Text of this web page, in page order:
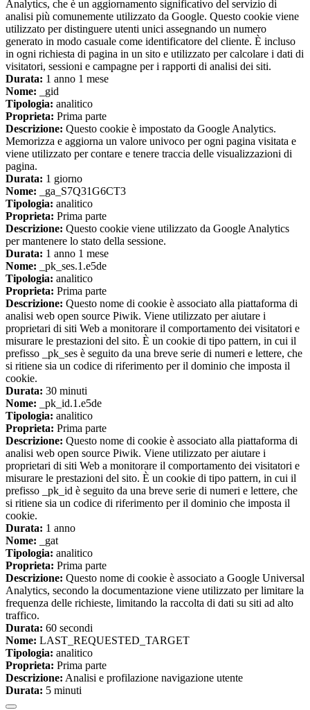
Analytics, che è un aggiornamento significativo del servizio di
analisi più comunemente utilizzato da Google. Questo cookie viene
utilizzato per distinguere utenti unici assegnando un numero
generato in modo casuale come identificatore del cliente. È incluso
in ogni richiesta di pagina in un sito e utilizzato per calcolare i dati di
visitatori, sessioni e campagne per i rapporti di analisi dei siti.
Durata: 1 anno 1 mese
Nome: _gid
Tipologia: analitico
Proprieta: Prima parte
Descrizione: Questo cookie è impostato da Google Analytics.
Memorizza e aggiorna un valore univoco per ogni pagina visitata e
viene utilizzato per contare e tenere traccia delle visualizzazioni di
pagina.
Durata: 1 giorno
Nome: _ga_S7Q31G6CT3
Tipologia: analitico
Proprieta: Prima parte
Descrizione: Questo cookie viene utilizzato da Google Analytics
per mantenere lo stato della sessione.
Durata: 1 anno 1 mese
Nome: _pk_ses.1.e5de
Tipologia: analitico
Proprieta: Prima parte
Descrizione: Questo nome di cookie è associato alla piattaforma di
analisi web open source Piwik. Viene utilizzato per aiutare i
proprietari di siti Web a monitorare il comportamento dei visitatori e
misurare le prestazioni del sito. È un cookie di tipo pattern, in cui il
prefisso _pk_ses è seguito da una breve serie di numeri e lettere, che
si ritiene sia un codice di riferimento per il dominio che imposta il
cookie.
Durata: 30 minuti
Nome: _pk_id.1.e5de
Tipologia: analitico
Proprieta: Prima parte
Descrizione: Questo nome di cookie è associato alla piattaforma di
analisi web open source Piwik. Viene utilizzato per aiutare i
proprietari di siti Web a monitorare il comportamento dei visitatori e
misurare le prestazioni del sito. È un cookie di tipo pattern, in cui il
prefisso _pk_id è seguito da una breve serie di numeri e lettere, che
si ritiene sia un codice di riferimento per il dominio che imposta il
cookie.
Durata: 1 anno
Nome: _gat
Tipologia: analitico
Proprieta: Prima parte
Descrizione: Questo nome di cookie è associato a Google Universal
Analytics, secondo la documentazione viene utilizzato per limitare la
frequenza delle richieste, limitando la raccolta di dati su siti ad alto
traffico.
Durata: 60 secondi
Nome: LAST_REQUESTED_TARGET
Tipologia: analitico
Proprieta: Prima parte
Descrizione: Analisi e profilazione navigazione utente
Durata: 5 minuti